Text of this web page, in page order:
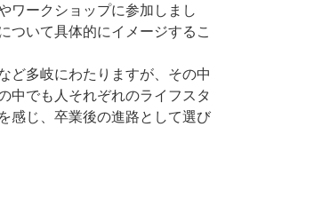
ワークショップに参加しまし
ついて具体的にイメージするこ
ど多岐にわたりますが、その中
中でも人それぞれのライフスタ
感じ、卒業後の進路として選び